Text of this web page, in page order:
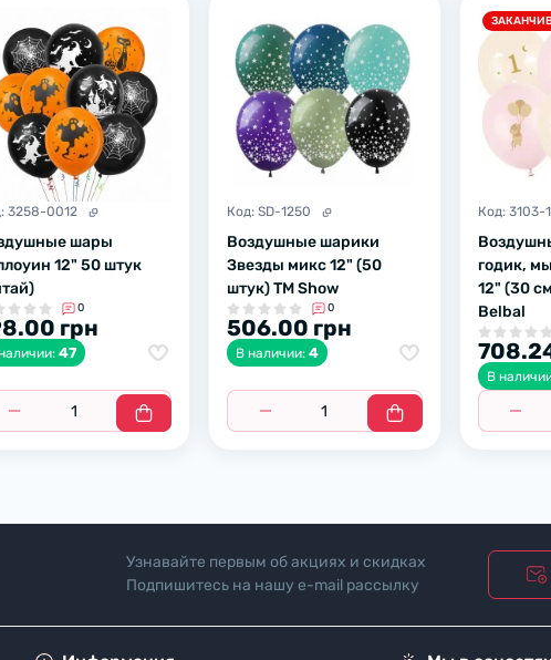
3258-0012
шары
12" 50 штук
0
грн
47
Код:SD-1250
Воздушные шарики
Звезды микс 12" (50
штук) ТМ Show
0
506.00 грн
В наличии:4
Код: 3103-
годик,
12" (30
Belbal
В
Узнавайте первым об акциях и скидках
Подпишитесь на нашу e-mail рассылку